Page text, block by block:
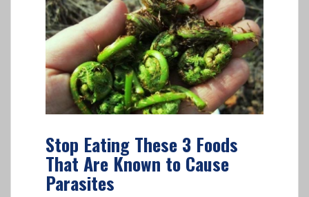
Stop Eating These 3 Foods
That Are Known to Cause
Parasites